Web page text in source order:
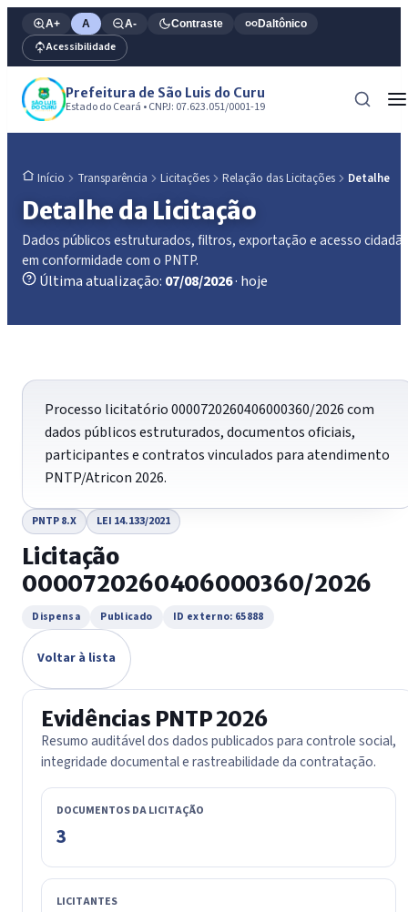
A+ A A- Contraste Daltônico
Acessibilidade
Prefeitura de São Luis do Curu
Estado do Ceará • CNPJ: 07.623.051/0001-19
Início Transparência Licitações Relação das Licitações Detalhe
Detalhe da Licitação
Dados públicos estruturados, filtros, exportação e acesso
em conformidade com o PNTP.
Última atualização: 07/08/2026· hoje
Processo licitatório 0000720260406000360/2026 com
dados públicos estruturados, documentos oficiais,
participantes e contratos vinculados para atendimento
PNTP/Atricon 2026.
PNTP 8.X LEI 14.133/2021
Licitação
0000720260406000360/2026
Dispensa Publicado ID externo: 65888
Voltar à lista
Evidências PNTP 2026
Resumo auditável dos dados publicados para controle social,
integridade documental e rastreabilidade da contratação.
DOCUMENTOS DA LICITAÇÃO
3
LICITANTES